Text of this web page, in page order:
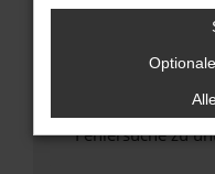
Wende dich an
Wenn du alle
hast, kontaktiere
uns diesen Text
Fehlersuche zu